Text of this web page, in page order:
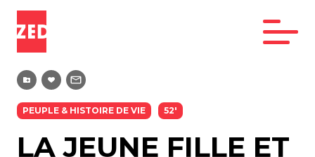
PEUPLE & HISTOIRE DE VIE 52'
LA JEUNE FILLE ET